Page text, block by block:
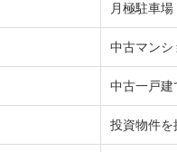
月極駐車場
中古マンシ
中古一戸建
投資物件を